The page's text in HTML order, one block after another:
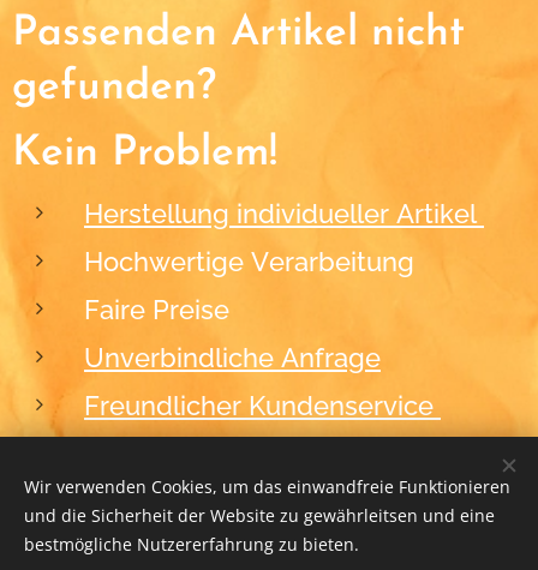
Passenden Artikel nicht
gefunden?
Kein Problem!
Herstellung individueller Artikel
Hochwertige Verarbeitung
Faire Preise
Unverbindliche Anfrage
Freundlicher Kundenservice
2012-2026BLACKFORM Cookies
Wir verwenden Cookies, um das einwandfreie Funktionieren
und die Sicherheit der Website zu gewährleitsen und eine
bestmögliche Nutzererfahrung zu bieten.